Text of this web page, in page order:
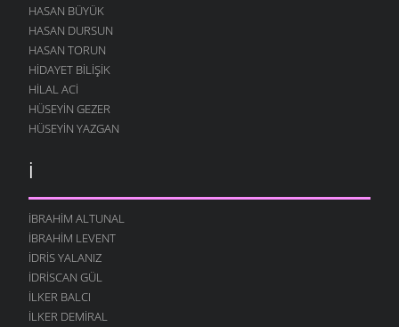
HASAN BÜYÜK
HASAN DURSUN
HASAN TORUN
HIDAYET BILIŞIK
HILAL ACI
HÜSEYIN GEZER
HÜSEYIN YAZGAN
İ
İBRAHIM ALTUNAL
İBRAHIM LEVENT
İDRIS YALANIZ
IDRISCAN GÜL
İLKER BALCI
İLKER DEMIRAL